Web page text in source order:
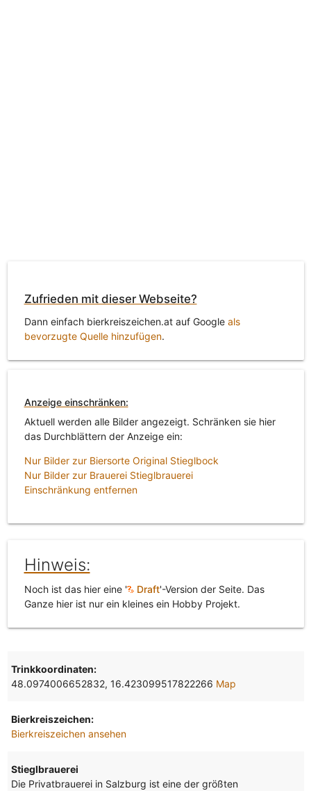
Zufrieden mit dieser Webseite?
Dann einfach bierkreiszeichen.at auf Google als
bevorzugte Quelle hinzufügen.
Anzeige einschränken:
Aktuell werden alle Bilder angezeigt. Schränken sie hier
das Durchblättern der Anzeige ein:
Nur Bilder zur Biersorte Original Stieglbock
Nur Bilder zur Brauerei Stieglbrauerei
Einschränkung entfernen
Hinweis:
Noch ist das hier eine ' Draft'-Version der Seite. Das
Ganze hier ist nur ein kleines ein Hobby Projekt.
Trinkkoordinaten:
48.0974006652832, 16.423099517822266 Map
Bierkreiszeichen:
Bierkreiszeichen ansehen
Stieglbrauerei
Die Privatbrauerei in Salzburg ist eine der größten